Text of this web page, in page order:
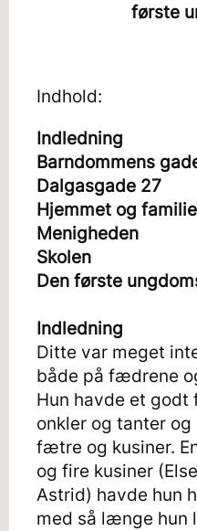
første
Indhold:
Indledning
Barndommens
Dalgasgade 27
Hjemmet og
Menigheden
Skolen
Den første
Indledning
Ditte var meget
både på fædrene
Hun havde et godt
onkler og tanter
fætre og kusiner.
og fire kusiner
Astrid) havde hun
med så længe hun